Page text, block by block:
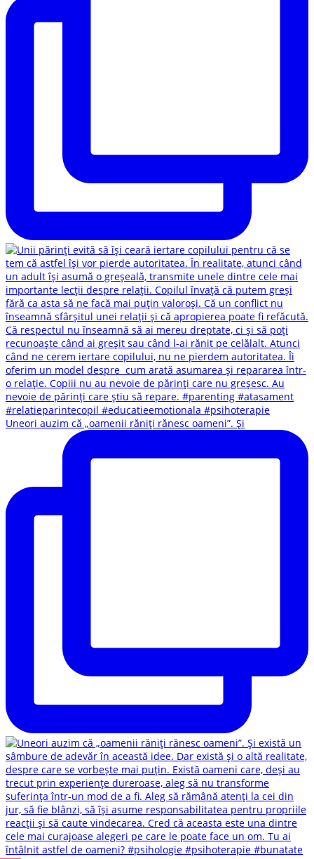
Uneori auzim că „oamenii răniți rănesc oameni”. Și